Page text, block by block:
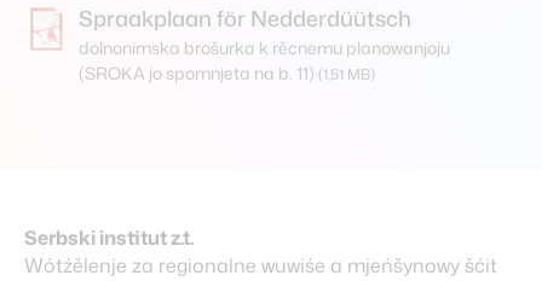
Spraakplaan för Nedderdüütsch
dolnonimska brošurka k rěcnemu planowanjoju
(SROKA jo spomnjeta na b. 11) (1,51 MB)
Serbski institut z.t.
Wótźělenje za regionalne wuwiśe a mjeńšynowy šćit